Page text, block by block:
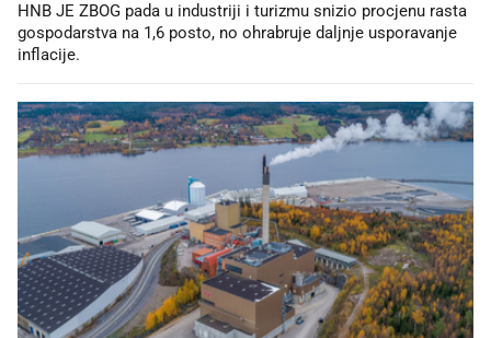
HNB JE ZBOG pada u industriji i turizmu snizio procjenu rasta
gospodarstva na 1,6 posto, no ohrabruje daljnje usporavanje
inflacije.